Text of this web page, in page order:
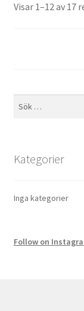
Visar 1–12 av 17
Kategorier
Inga kategorier
Follow on